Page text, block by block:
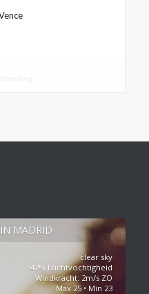
MADRID
clear sky
42% Luchtvochtigheid
Windkracht: 2m/s ZO
Max 25 • Min 23